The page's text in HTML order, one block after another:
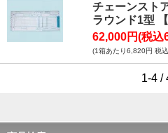
チェーンスト
ラウンド1型
62,000円(税込
(1箱あたり6,820円 税
1-4 /